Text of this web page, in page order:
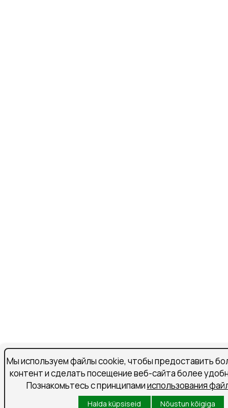
Мы используем файлы cookie, чтобы предоставить
контент и сделать посещение веб-сайта более
Познакомьтесь с принципамииспользования
Halda küpsiseid Nõustun kõigiga